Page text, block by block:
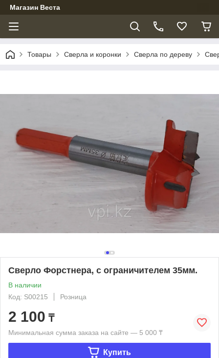
Магазин Веста
Товары Сверла и коронки Сверла по дереву
Сверло Форстнера, с ограничителем 35мм.
В наличии
Код: S00215
Розница
2 100 ₸
Минимальная сумма заказа на сайте — 5 000 ₸
Купить